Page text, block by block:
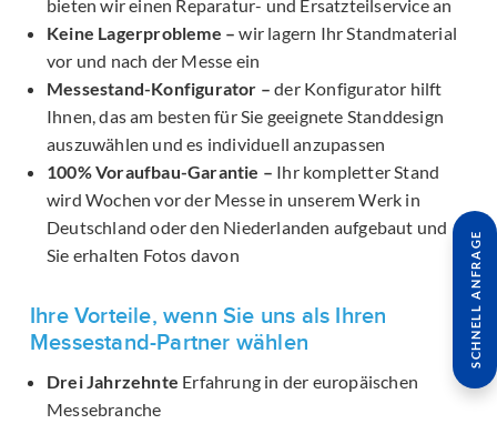
bieten wir einen Reparatur- und Ersatzteilservice an
Keine Lagerprobleme – wir lagern Ihr Standmaterial
vor und nach der Messe ein
Messestand-Konfigurator – der Konfigurator hilft
Ihnen, das am besten für Sie geeignete Standdesign
auszuwählen und es individuell anzupassen
100% Voraufbau-Garantie – Ihr kompletter Stand
wird Wochen vor der Messe in unserem Werk in
Deutschland oder den Niederlanden aufgebaut und
Sie erhalten Fotos davon
Ihre Vorteile, wenn Sie uns als Ihren
Messestand-Partner wählen
Drei Jahrzehnte Erfahrung in der europäischen
Messebranche
SCHNELL ANFRAGE